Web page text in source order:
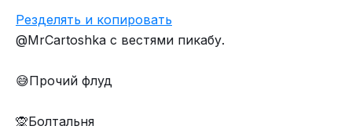
Резделять и копировать
@MrCartoshka с вестями пикабу.
😅Прочий флуд
🙊Болтальня